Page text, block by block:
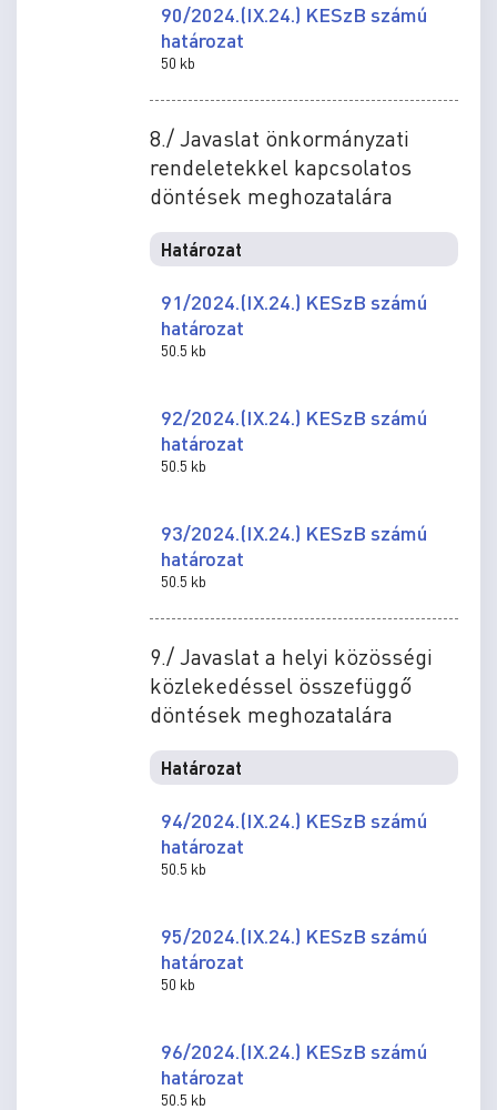
90/2024.(IX.24.) KESzB számú
határozat
50 kb
8./ Javaslat önkormányzati
rendeletekkel kapcsolatos
döntések meghozatalára
Határozat
91/2024.(IX.24.) KESzB számú
határozat
50.5 kb
92/2024.(IX.24.) KESzB számú
határozat
50.5 kb
93/2024.(IX.24.) KESzB számú
határozat
50.5 kb
9./ Javaslat a helyi közösségi
közlekedéssel összefüggő
döntések meghozatalára
Határozat
94/2024.(IX.24.) KESzB számú
határozat
50.5 kb
95/2024.(IX.24.) KESzB számú
határozat
50 kb
96/2024.(IX.24.) KESzB számú
határozat
50.5 kb